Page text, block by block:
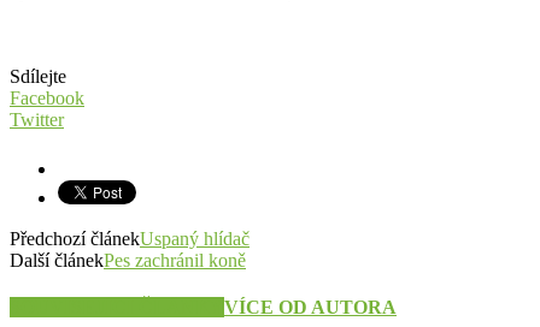
Sdílejte
Facebook
Twitter
Předchozí článekUspaný hlídač
Další článekPes zachránil koně
VÍCE OD AUTORA